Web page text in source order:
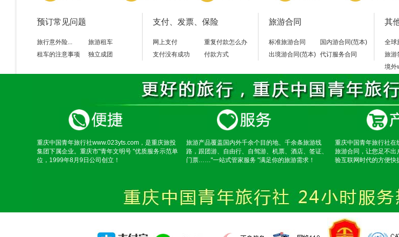
预订常见问题
旅行意外险...
旅游租车
租车的注意事项
独立成团
支付、发票、保险
网上支付
重复付款怎么办
支付没有成功
付款方式
旅游合同
标准旅游合同
国内游合同(范本)
出境游合同(范本) 代订服务合同
其
全球
旅游
境外
重庆中国青年旅行社www.023yts.com，是重庆旅投
集团下属企业。重庆市"青年文明号 "优质服务示范单
位，1999年8月9日公司创立！
旅游产品覆盖国内外千余个目的地、千余条旅游线
路，跟团游、自由行、自驾游、机票、酒店、签证、
门票……"一站式管家服务 "满足你的旅游需求！
重庆中国青年旅行社在
旅游合同，让您足不出
验互联网时代的方便快